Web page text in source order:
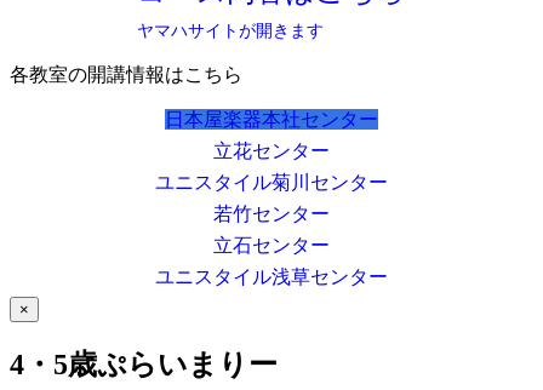
ヤマハサイトが開きます
各教室の開講情報はこちら
日本屋楽器本社センター
立花センター
ユニスタイル菊川センター
若竹センター
立石センター
ユニスタイル浅草センター
×
4・5歳ぷらいまりー